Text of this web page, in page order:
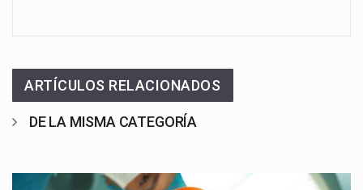
ARTÍCULOS RELACIONADOS
DE LA MISMA CATEGORÍA